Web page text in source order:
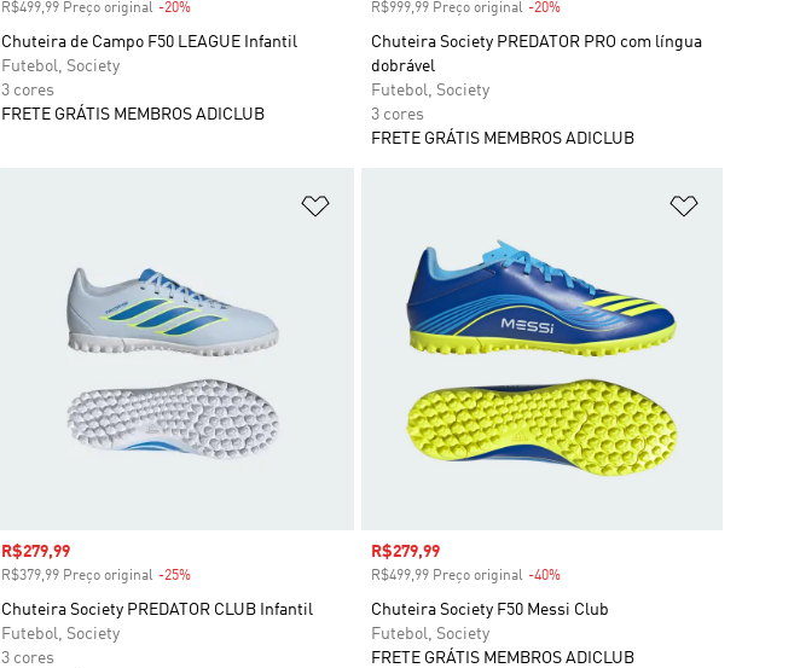
R$499,99 Preço original -20%
Chuteira de Campo F50 LEAGUE Infantil
Futebol, Society
3 cores
FRETE GRÁTIS MEMBROS ADICLUB
R$999,99 Preço original -20%Desconto
Chuteira Society PREDATOR PRO com língua
dobrável
Futebol, Society
3 cores
FRETE GRÁTIS MEMBROS ADICLUB
Preço com desconto
R$279,99
R$379,99 Preço original -25%
Chuteira Society PREDATOR CLUB Infantil
Futebol, Society
3 cores
Preço com desconto
R$279,99
R$499,99 Preço original -40%Desconto
Chuteira Society F50 Messi Club
Futebol, Society
FRETE GRÁTIS MEMBROS ADICLUB